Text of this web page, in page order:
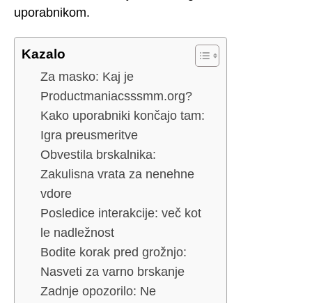
uporabnikom.
Kazalo
Za masko: Kaj je
Productmaniacsssmm.org?
Kako uporabniki končajo tam:
Igra preusmeritve
Obvestila brskalnika:
Zakulisna vrata za nenehne
vdore
Posledice interakcije: več kot
le nadležnost
Bodite korak pred grožnjo:
Nasveti za varno brskanje
Zadnje opozorilo: Ne